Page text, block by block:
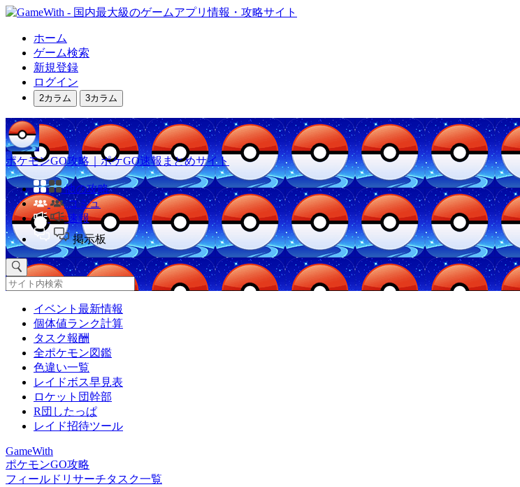
ホーム
ゲーム検索
新規登録
ログイン
2カラム 3カラム
ポケモンGO攻略｜ポケGO速報まとめサイト
他の攻略
コミュ
速報
掲示板
イベント最新情報
個体値ランク計算
タスク報酬
全ポケモン図鑑
色違い一覧
レイドボス早見表
ロケット団幹部
R団したっぱ
レイド招待ツール
GameWith
ポケモンGO攻略
フィールドリサーチタスク一覧